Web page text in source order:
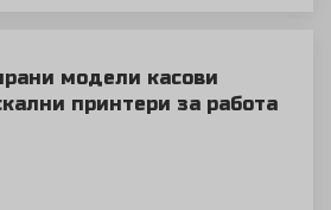
модели касови
принтери за работа